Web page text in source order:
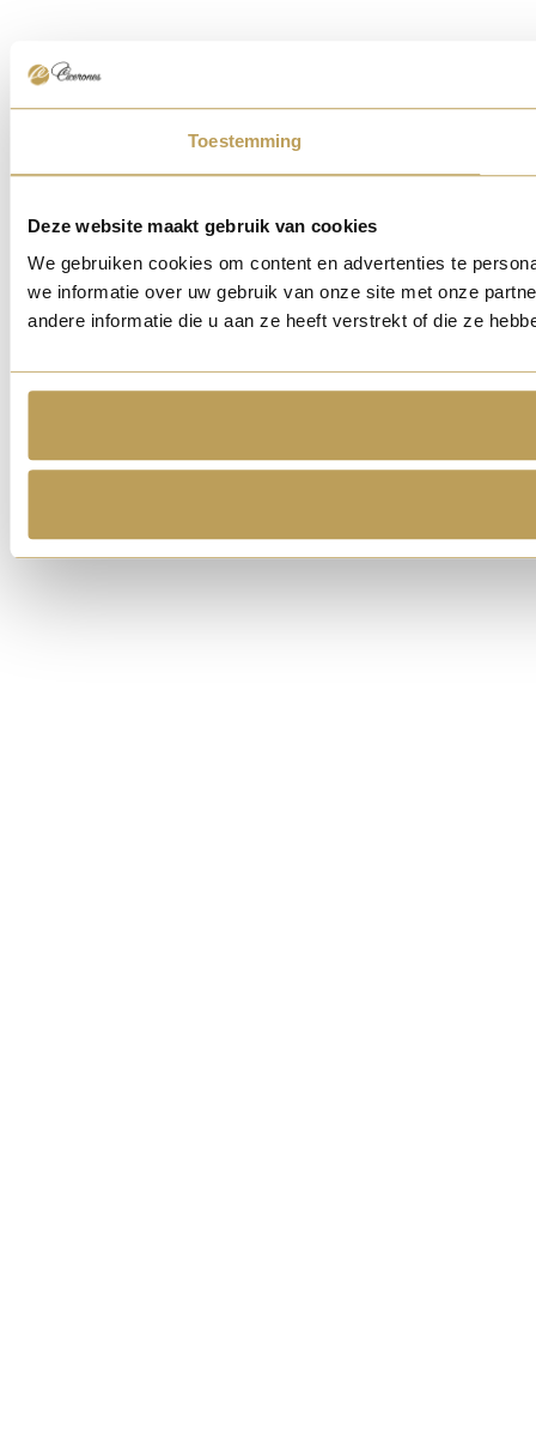
Toestemming
Deze website maakt gebruik van cookies
We gebruiken cookies om content en advertenties te
we informatie over uw gebruik van onze site met onze
andere informatie die u aan ze heeft verstrekt of die ze